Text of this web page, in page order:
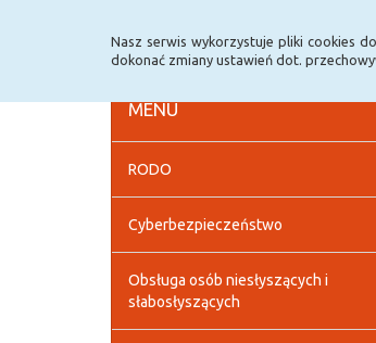
Nasz serwis wykorzystuje pliki cookies
dokonać zmiany ustawień dot.
MENU
RODO
Cyberbezpieczeństwo
Obsługa osób niesłyszących i
słabosłyszących